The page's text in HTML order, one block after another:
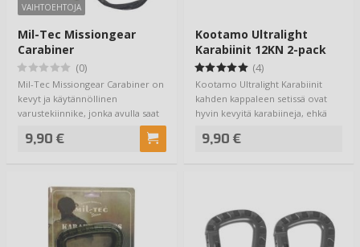
VAIHTOEHTOJA
Mil-Tec Missiongear
Carabiner
(0)
Mil-Tec Missiongear Carabiner on
kevyt ja käytännöllinen
varustekiinnike, jonka avulla saat
9,90 €
Kootamo Ultralight
Karabiinit 12KN 2-pack
(4)
Kootamo Ultralight Karabiinit
kahden kappaleen setissä ovat
hyvin kevyitä karabiineja, ehkä
9,90 €